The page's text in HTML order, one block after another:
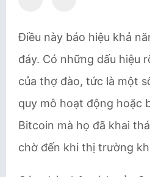
Điều này báo hiệu khả
đáy. Có những dấu hiệu
của thợ đào, tức là một
quy mô hoạt động hoặc
Bitcoin mà họ đã khai
chờ đến khi thị trường